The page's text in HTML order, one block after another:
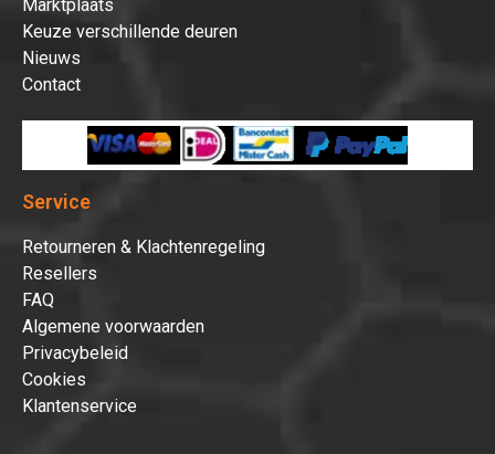
Marktplaats
Keuze verschillende deuren
Nieuws
Contact
Service
Retourneren & Klachtenregeling
Resellers
FAQ
Algemene voorwaarden
Privacybeleid
Cookies
Klantenservice